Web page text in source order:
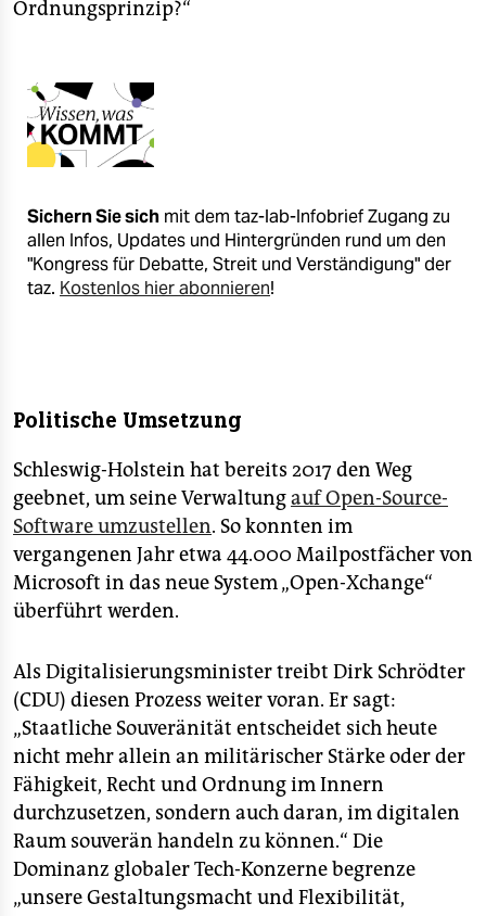
Ordnungsprinzip?“
Sichern Sie sich mit dem taz-lab-Infobrief Zugang zu
allen Infos, Updates und Hintergründen rund um den
"Kongress für Debatte, Streit und Verständigung" der
taz. Kostenlos hier abonnieren!
Politische Umsetzung
Schleswig-Holstein hat bereits 2017 den Weg
geebnet, um seine Verwaltungauf Open-Source-
Software umzustellen. So konnten im
vergangenen Jahr etwa 44.000 Mailpostfächer von
Microsoft in das neue System „Open-Xchange“
überführt werden.
Als Digitalisierungsminister treibt Dirk Schrödter
(CDU) diesen Prozess weiter voran. Er sagt:
„Staatliche Souveränität entscheidet sich heute
nicht mehr allein an militärischer Stärke oder der
Fähigkeit, Recht und Ordnung im Innern
durchzusetzen, sondern auch daran, im digitalen
Raum souverän handeln zu können.“ Die
Dominanz globaler Tech-Konzerne begrenze
„unsere Gestaltungsmacht und Flexibilität,